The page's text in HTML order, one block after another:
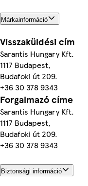
Márkainformáció
Visszaküldési cím
Sarantis Hungary Kft.
1117 Budapest,
Budafoki út 209.
+36 30 378 9343
Forgalmazó címe
Sarantis Hungary Kft.
1117 Budapest,
Budafoki út 209.
+36 30 378 9343
Biztonsági információ